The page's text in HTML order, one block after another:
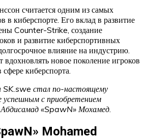
считается одним из самых
в киберспорте. Его вклад в развитие
Counter-Strike, создание
и развитие киберспортивных
влияние на индустрию.
вдохновлять новое поколение игроков
киберспорта.
SK.swe стал по-настоящему
успешным с приобретением
Абдисамад «SpawN» Мохамед
Mohamed